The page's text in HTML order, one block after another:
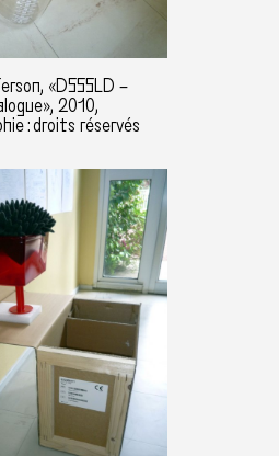
«DSSSLD –
2010,
: droits réservés